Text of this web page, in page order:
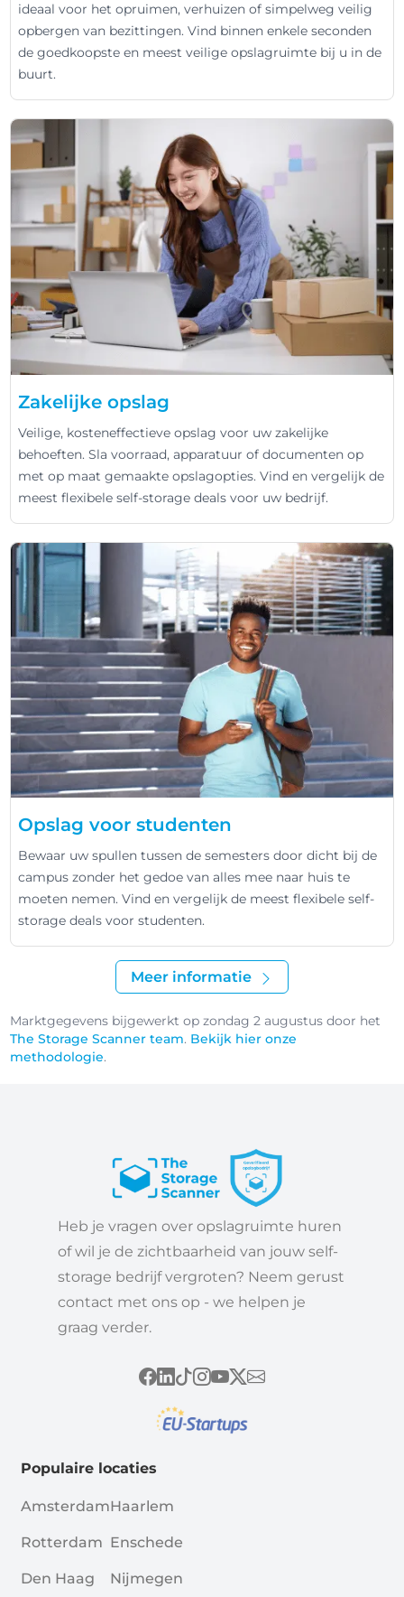
ideaal voor het opruimen, verhuizen of simpelweg veilig
opbergen van bezittingen. Vind binnen enkele seconden
de goedkoopste en meest veilige opslagruimte bij u in de
buurt.
Zakelijke opslag
Veilige, kosteneffectieve opslag voor uw zakelijke
behoeften. Sla voorraad, apparatuur of documenten op
met op maat gemaakte opslagopties. Vind en vergelijk de
meest flexibele self-storage deals voor uw bedrijf.
Opslag voor studenten
Bewaar uw spullen tussen de semesters door dicht bij de
campus zonder het gedoe van alles mee naar huis te
moeten nemen. Vind en vergelijk de meest flexibele self-
storage deals voor studenten.
Meer informatie
Marktgegevens bijgewerkt op zondag 2 augustus door het
The Storage Scanner team. Bekijk hier onze
methodologie.
Heb je vragen over opslagruimte huren
of wil je de zichtbaarheid van jouw self-
storage bedrijf vergroten? Neem gerust
contact met ons op - we helpen je
graag verder.
Populaire locaties
Amsterdam
Rotterdam
Den Haag
Haarlem
Enschede
Nijmegen